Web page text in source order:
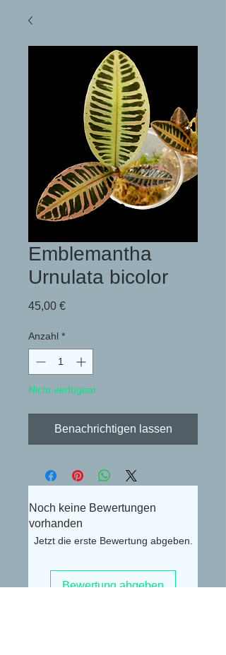
Emblemantha
Urnulata bicolor
45,00 €Preis
Anzahl *
Nicht verfügbar
Benachrichtigen lassen
Noch keine Bewertungen
vorhanden
Jetzt die erste Bewertung abgeben.
Bewertung abgeben